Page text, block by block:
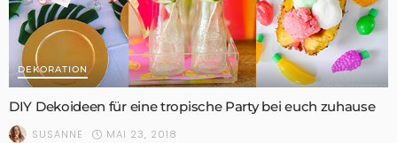
DEKORATION
DIY Dekoideen für eine tropische Party bei euch zuhause
SUSANNE MAI 23, 2018